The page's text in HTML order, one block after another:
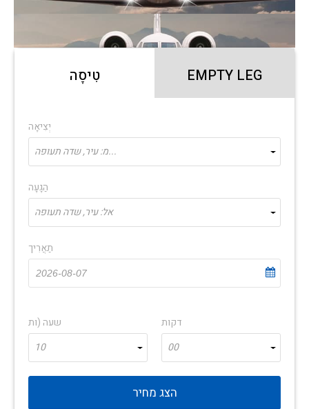
טִיסָה EMPTY LEG
יְצִיאָה
מ: עיר, שדה תעופה...
הַגָעָה
אל: עיר, שדה תעופה
תַאֲרִיך
שעה (ות
10
דקות
00
הצג מחיר